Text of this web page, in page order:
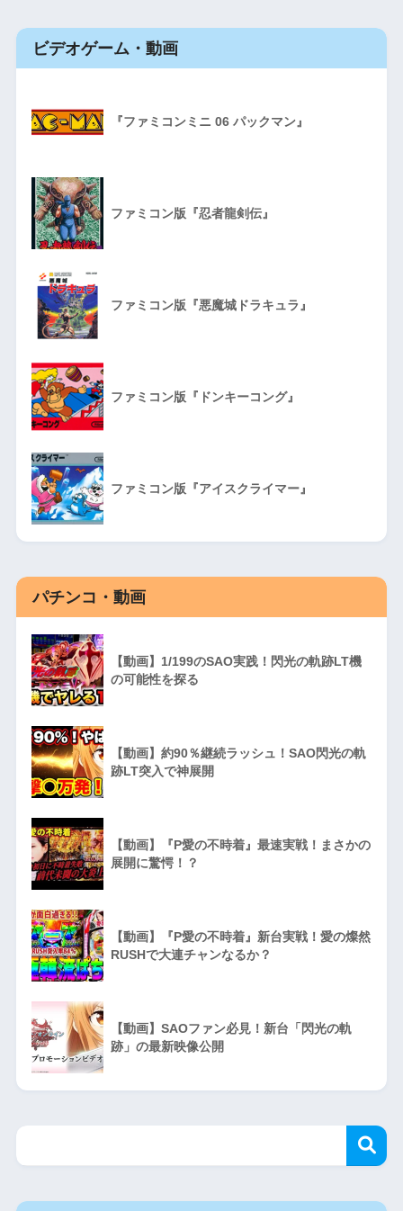
ビデオゲーム・動画
『ファミコンミニ 06 パックマン』
ファミコン版『忍者龍剣伝』
ファミコン版『悪魔城ドラキュラ』
ファミコン版『ドンキーコング』
ファミコン版『アイスクライマー』
パチンコ・動画
【動画】1/199のSAO実践！閃光の軌跡LT機
の可能性を探る
【動画】約90％継続ラッシュ！SAO閃光の軌
跡LT突入で神展開
【動画】『P愛の不時着』最速実戦！まさかの
展開に驚愕！？
【動画】『P愛の不時着』新台実戦！愛の燦然
RUSHで大連チャンなるか？
【動画】SAOファン必見！新台「閃光の軌
跡」の最新映像公開